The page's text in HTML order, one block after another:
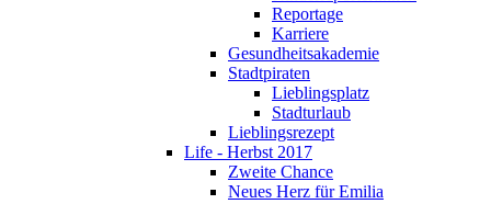
Reportage
Karriere
Gesundheitsakademie
Stadtpiraten
Lieblingsplatz
Stadturlaub
Lieblingsrezept
Life - Herbst 2017
Zweite Chance
Neues Herz für Emilia